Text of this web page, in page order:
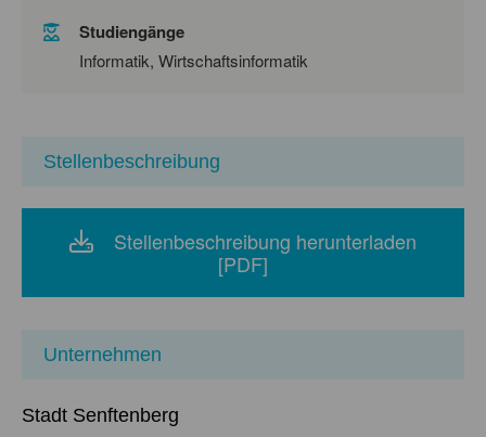
Studiengänge
Informatik, Wirtschaftsinformatik
Stellenbeschreibung
Stellenbeschreibung herunterladen
[PDF]
Unternehmen
Stadt Senftenberg